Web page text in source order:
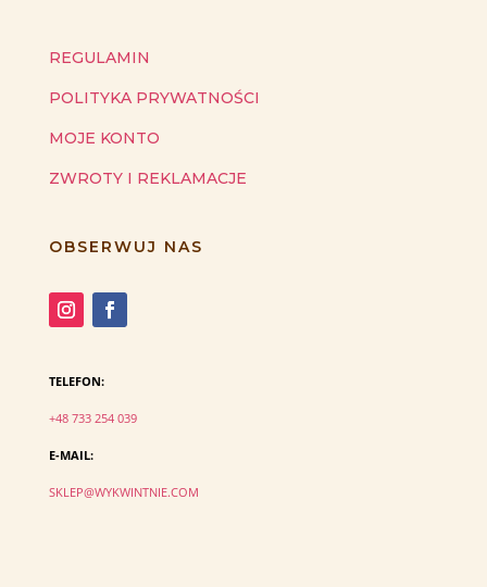
REGULAMIN
POLITYKA PRYWATNOŚCI
MOJE KONTO
ZWROTY I REKLAMACJE
OBSERWUJ NAS
TELEFON:
+48 733 254 039
E-MAIL:
SKLEP@WYKWINTNIE.COM